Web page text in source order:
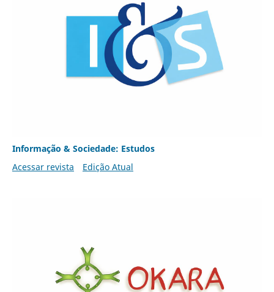
Informação & Sociedade: Estudos
Acessar revista
Edição Atual